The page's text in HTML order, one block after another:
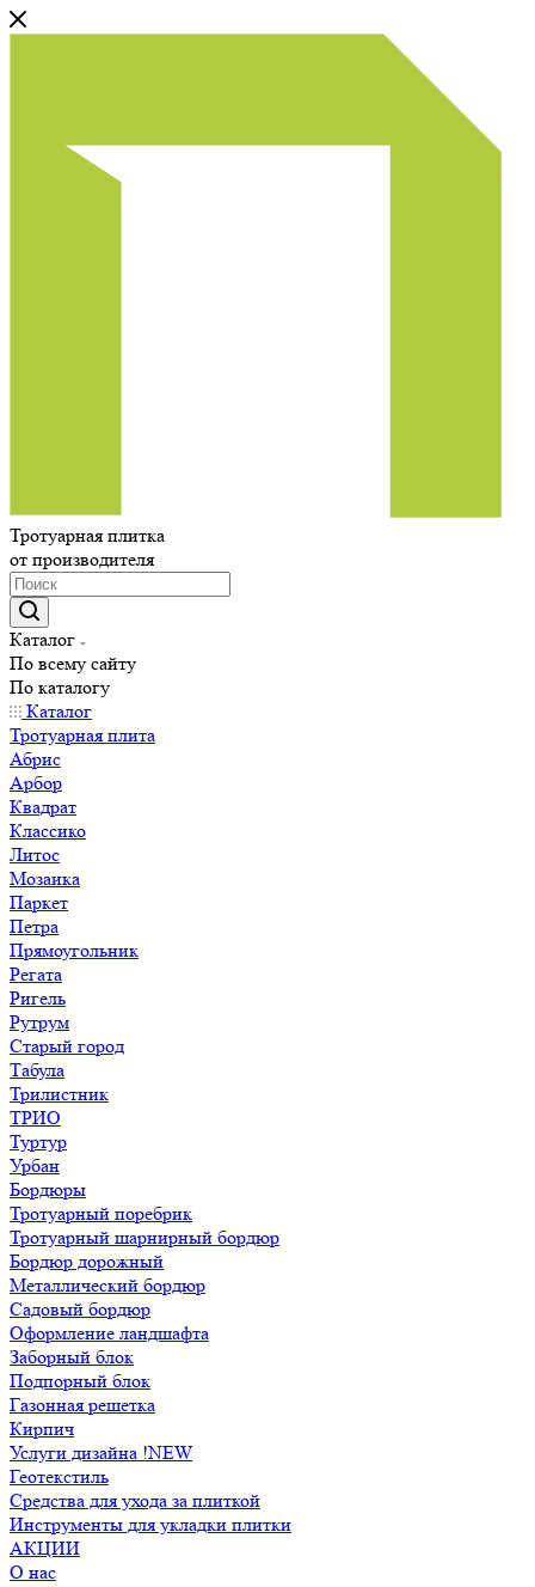
Тротуарная плитка
от производителя
Каталог
По всему сайту
По каталогу
Каталог
Тротуарная плита
Абрис
Арбор
Квадрат
Классико
Литос
Мозаика
Паркет
Петра
Прямоугольник
Регата
Ригель
Рутрум
Старый город
Табула
Трилистник
ТРИО
Туртур
Урбан
Бордюры
Тротуарный поребрик
Тротуарный шарнирный бордюр
Бордюр дорожный
Металлический бордюр
Садовый бордюр
Оформление ландшафта
Заборный блок
Подпорный блок
Газонная решетка
Кирпич
Услуги дизайна !NEW
Геотекстиль
Средства для ухода за плиткой
Инструменты для укладки плитки
АКЦИИ
О нас